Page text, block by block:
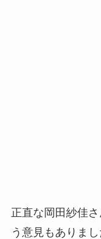
正直な岡田紗佳
う意見もありまし